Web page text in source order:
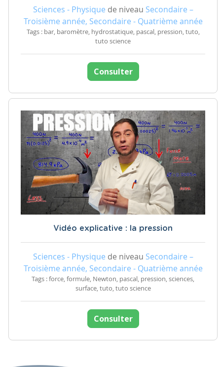
Sciences - Physique de niveau Secondaire –
Troisième année, Secondaire - Quatrième année
Tags : bar, baromètre, hydrostatique, pascal, pression, tuto,
tuto science
Consulter
Vidéo explicative : la pression
Sciences - Physique de niveau Secondaire –
Troisième année, Secondaire - Quatrième année
Tags : force, formule, Newton, pascal, pression, sciences,
surface, tuto, tuto science
Consulter